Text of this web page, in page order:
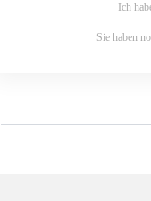
Ich
Sie haben